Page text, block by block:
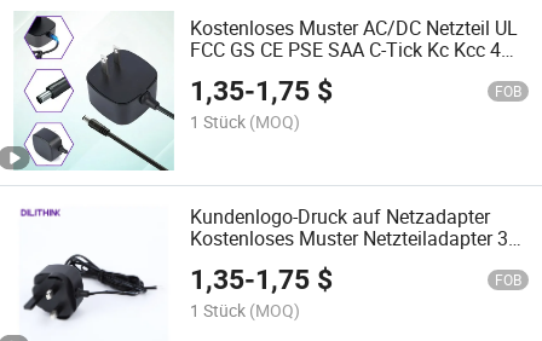
Kostenloses Muster AC/DC Netzteil UL
FCC GS CE PSE SAA C-Tick Kc Kcc 4W
5W 12W 15W 5V 6V 9V 12V 15V 24V
48V AC DC Netzteil
1,35-1,75 $ FOB
1 Stück (MOQ)
Kundenlogo-Druck auf Netzadapter
Kostenloses Muster Netzteiladapter 3W
5W 6W 9W 12W 15W mit CE Ukca GS
UL FCC PSE C-Tick SAA RoHS AC/DC
Netzadapter
1,35-1,75 $ FOB
1 Stück (MOQ)